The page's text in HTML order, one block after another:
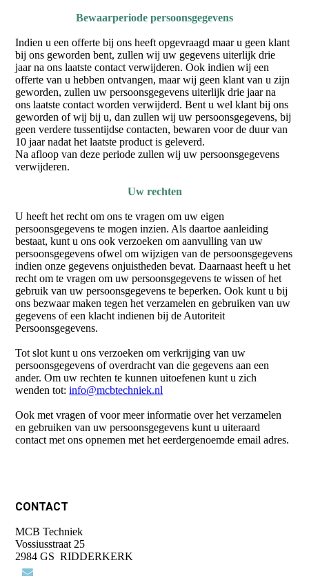
Bewaarperiode persoonsgegevens
Indien u een offerte bij ons heeft opgevraagd maar u geen klant
bij ons geworden bent, zullen wij uw gegevens uiterlijk drie
jaar na ons laatste contact verwijderen. Ook indien wij een
offerte van u hebben ontvangen, maar wij geen klant van u zijn
geworden, zullen uw persoonsgegevens uiterlijk drie jaar na
ons laatste contact worden verwijderd. Bent u wel klant bij ons
geworden of wij bij u, dan zullen wij uw persoonsgegevens, bij
geen verdere tussentijdse contacten, bewaren voor de duur van
10 jaar nadat het laatste product is geleverd.
Na afloop van deze periode zullen wij uw persoonsgegevens
verwijderen.
Uw rechten
U heeft het recht om ons te vragen om uw eigen
persoonsgegevens te mogen inzien. Als daartoe aanleiding
bestaat, kunt u ons ook verzoeken om aanvulling van uw
persoonsgegevens ofwel om wijzigen van de persoonsgegevens
indien onze gegevens onjuistheden bevat. Daarnaast heeft u het
recht om te vragen om uw persoonsgegevens te wissen of het
gebruik van uw persoonsgegevens te beperken. Ook kunt u bij
ons bezwaar maken tegen het verzamelen en gebruiken van uw
gegevens of een klacht indienen bij de Autoriteit
Persoonsgegevens.
Tot slot kunt u ons verzoeken om verkrijging van uw
persoonsgegevens of overdracht van die gegevens aan een
ander. Om uw rechten te kunnen uitoefenen kunt u zich
wenden tot:info@mcbtechniek.nl
Ook met vragen of voor meer informatie over het verzamelen
en gebruiken van uw persoonsgegevens kunt u uiteraard
contact met ons opnemen met het eerdergenoemde email adres.
CONTACT
MCB Techniek
Vossiusstraat 25
2984 GS RIDDERKERK